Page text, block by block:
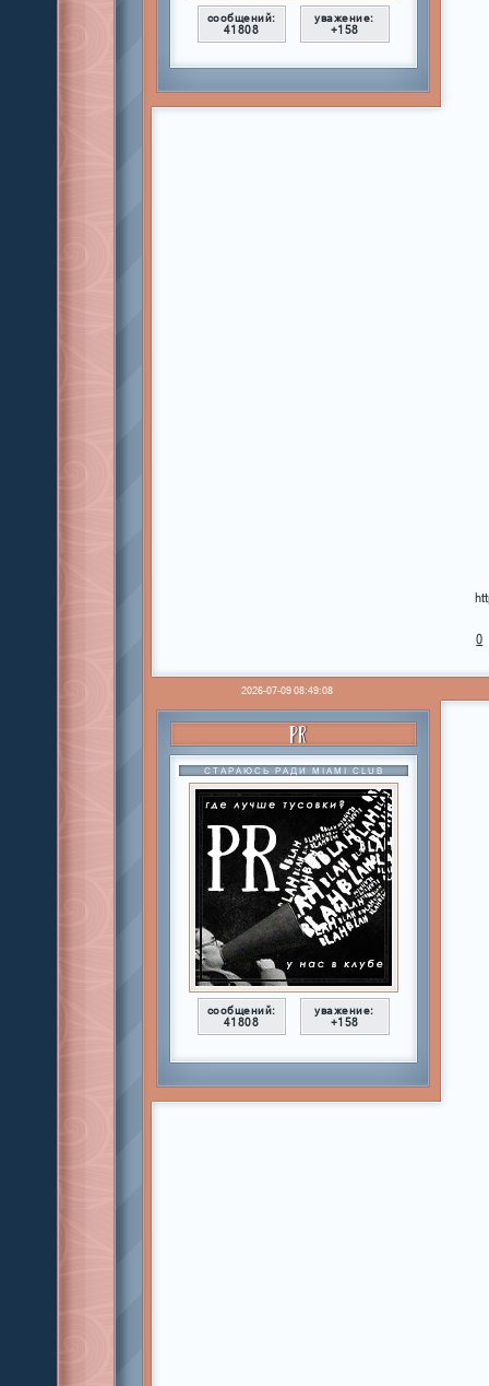
сообщений:
41808
уважение:
+158
0
2026-07-09 08:49:08
PR
СТАРАЮСЬ РАДИ MIAMI CLUB
сообщений:
41808
уважение:
+158